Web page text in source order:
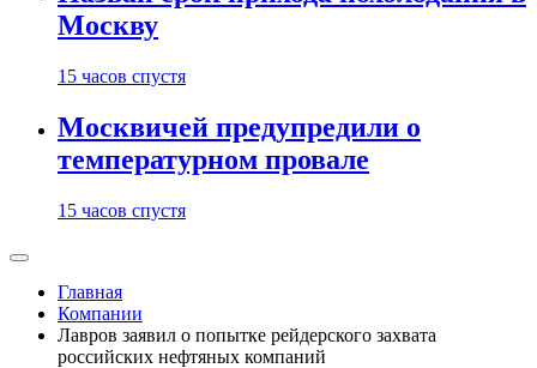
Москву
15 часов спустя
Москвичей предупредили о
температурном провале
15 часов спустя
Главная
Компании
Лавров заявил о попытке рейдерского захвата
российских нефтяных компаний